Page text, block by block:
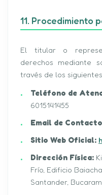
11. Procedimiento
El titular o
derechos mediante
través de los
Teléfono de
6015141455
Email de
Sitio Web Oficial:
Dirección Física:
Frío, Edificio
Santander,